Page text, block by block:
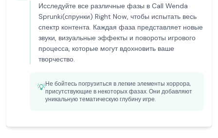
Исследуйте все различные фазы в Call Wenda
Sprunki(спрунки) Right Now, чтобы испытать весь
спектр контента. Каждая фаза представляет новые
звуки, визуальные эффекты и повороты игрового
процесса, которые могут вдохновить ваше
творчество.
💡Не бойтесь погрузиться в легкие элементы хоррора,
присутствующие в некоторых фазах. Они добавляют
уникальную тематическую глубину игре.